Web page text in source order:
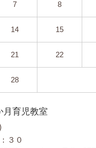
7 8
14 15
21 22
28
育児教室
３０